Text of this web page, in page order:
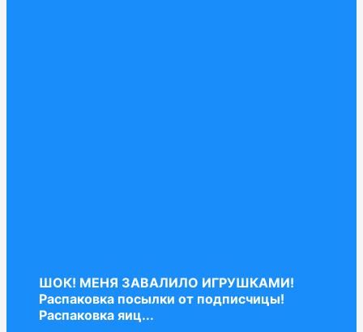
ШОК! МЕНЯ ЗАВАЛИЛО ИГРУШКАМИ!
Распаковка посылки от подписчицы!
Распаковка яиц...